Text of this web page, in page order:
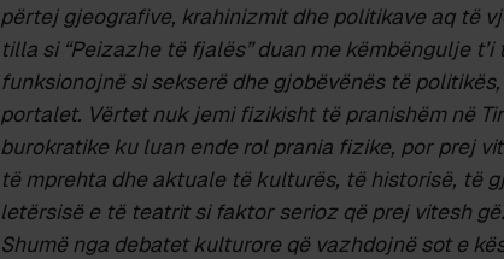
përtej gjeografive, krahinizmit dhe politikave aq të
tilla si “Peizazhe të fjalës” duan me këmbëngulje
funksionojnë si sekserë dhe gjobëvënës të
portalet. Vërtet nuk jemi fizikisht të pranishëm në
burokratike ku luan ende rol prania fizike, por prej
të mprehta dhe aktuale të kulturës, të historisë, të
letërsisë e të teatrit si faktor serioz që prej vitesh
Shumë nga debatet kulturore që vazhdojnë sot e